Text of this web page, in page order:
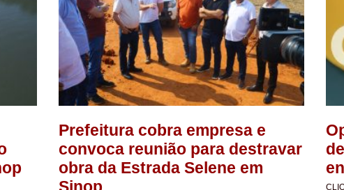
Prefeitura cobra empresa e
convoca reunião para destravar
obra da Estrada Selene em
Sinop